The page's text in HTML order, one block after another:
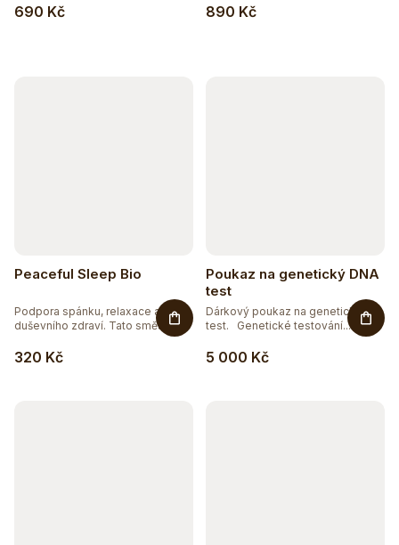
690 Kč 890 Kč
Těžko po jídle?
Peaceful Sleep Bio
320 Kč
Podpora spánku, relaxace a
duševního zdraví. Tato směs z...
Poukaz na genetický DNA
test
5 000 Kč
Dárkový poukaz na genetický
test. Genetické testování...